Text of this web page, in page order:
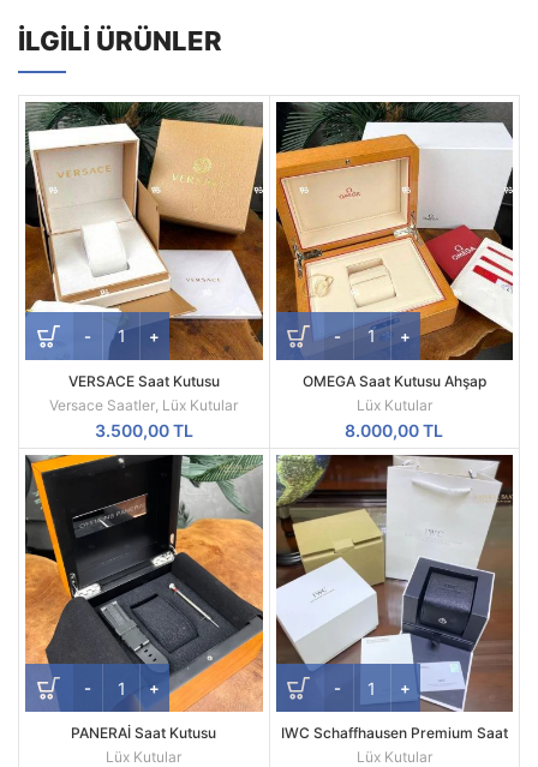
İLGILI ÜRÜNLER
VERSACE Saat Kutusu
Versace Saatler Lüx Kutular
3.500,00TL
OMEGA Saat Kutusu Ahşap
Lüx Kutular
8.000,00TL
PANERAİ Saat Kutusu
Lüx Kutular
IWC Schaffhausen Premium Saat
Kutusu Seti
Lüx Kutular